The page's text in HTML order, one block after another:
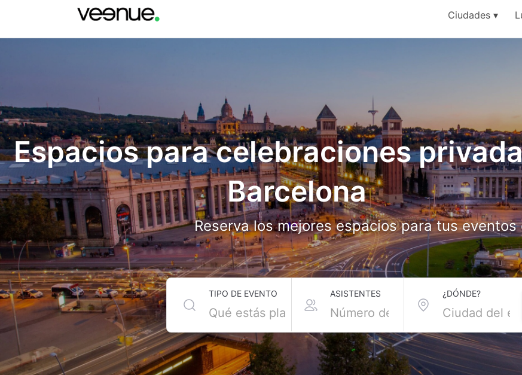
Ciudades
Espacios para celebraciones
Barcelona
Reserva los mejores espacios para tus eventos
TIPO DE EVENTO ASISTENTES ¿DÓNDE?